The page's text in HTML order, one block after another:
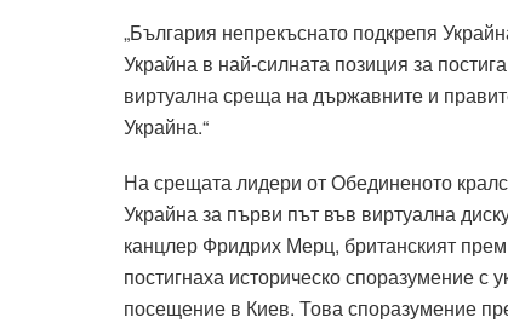
„България непрекъснато подкрепя
Украйна в най-силната позиция за
виртуална среща на държавните и
Украйна.“
На срещата лидери от Обединеното
Украйна за първи път във виртуална
канцлер Фридрих Мерц, британският
постигнаха историческо споразумение
посещение в Киев. Това споразумение